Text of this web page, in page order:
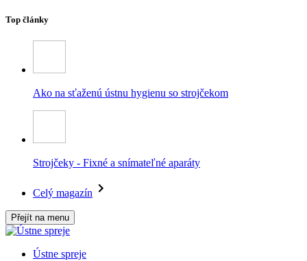
Top články
Ako na sťaženú ústnu hygienu so strojčekom
Strojčeky - Fixné a snímateľné aparáty
Celý magazín
Přejít na menu
Ústne spreje